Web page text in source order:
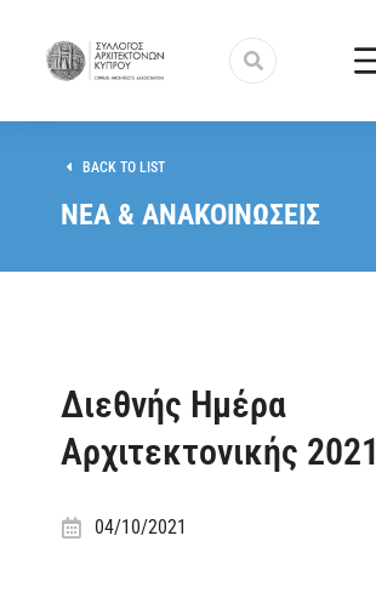
BACK TO LIST
ΝΕΑ & ΑΝΑΚΟΙΝΩΣΕΙΣ
Διεθνής Ημέρα
Αρχιτεκτονικής 2021
04/10/2021